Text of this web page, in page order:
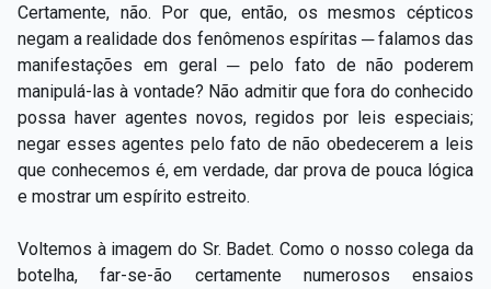
Certamente, não. Por que, então, os mesmos cépticos
negam a realidade dos fenômenos espíritas ─ falamos das
manifestações em geral ─ pelo fato de não poderem
manipulá-las à vontade? Não admitir que fora do conhecido
possa haver agentes novos, regidos por leis especiais;
negar esses agentes pelo fato de não obedecerem a leis
que conhecemos é, em verdade, dar prova de pouca lógica
e mostrar um espírito estreito.
Voltemos à imagem do Sr. Badet. Como o nosso colega da
botelha, far-se-ão certamente numerosos ensaios